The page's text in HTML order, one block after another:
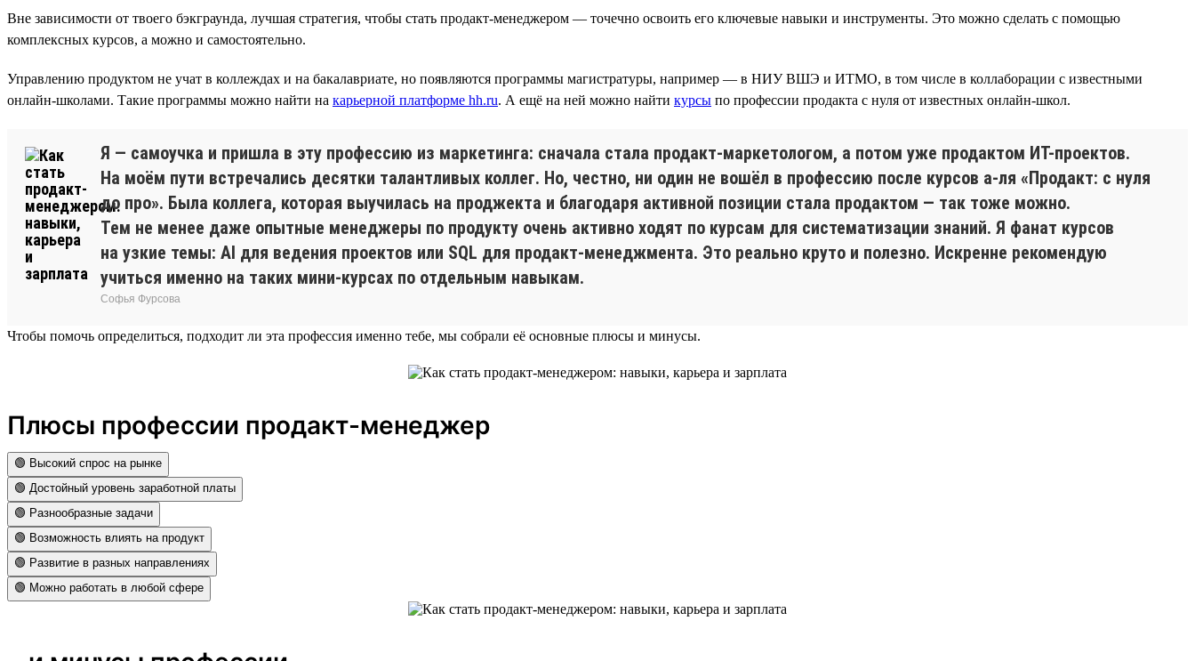
Вне зависимости от твоего бэкграунда, лучшая стратегия, чтобы стать продакт-менеджером — точечно освоить его ключевые навыки и инструменты. Это можно сделать с помощью
комплексных курсов, а можно и самостоятельно.
Управлению продуктом не учат в коллеждах и на бакалавриате, но появляются программы магистратуры, например — в НИУ ВШЭ и ИТМО, в том числе в коллаборации с известными
онлайн-школами. Такие программы можно найти на карьерной платформе hh.ru. А ещё на ней можно найти курсы по профессии продакта с нуля от известных онлайн-школ.
Я — самоучка и пришла в эту профессию из маркетинга: сначала стала продакт-маркетологом, а потом уже продактом ИТ-проектов.
На моём пути встречались десятки талантливых коллег. Но, честно, ни один не вошёл в профессию после курсов а-ля «Продакт: с нуля
до про». Была коллега, которая выучилась на проджекта и благодаря активной позиции стала продактом — так тоже можно.
Тем не менее даже опытные менеджеры по продукту очень активно ходят по курсам для систематизации знаний. Я фанат курсов
на узкие темы: AI для ведения проектов или SQL для продакт-менеджмента. Это реально круто и полезно. Искренне рекомендую
учиться именно на таких мини-курсах по отдельным навыкам.
Софья Фурсова
Чтобы помочь определиться, подходит ли эта профессия именно тебе, мы собрали её основные плюсы и минусы.
Плюсы профессии продакт-менеджер
🟢 Высокий спрос на рынке
🟢 Достойный уровень заработной платы
🟢 Разнообразные задачи
🟢 Возможность влиять на продукт
🟢 Развитие в разных направлениях
🟢 Можно работать в любой сфере